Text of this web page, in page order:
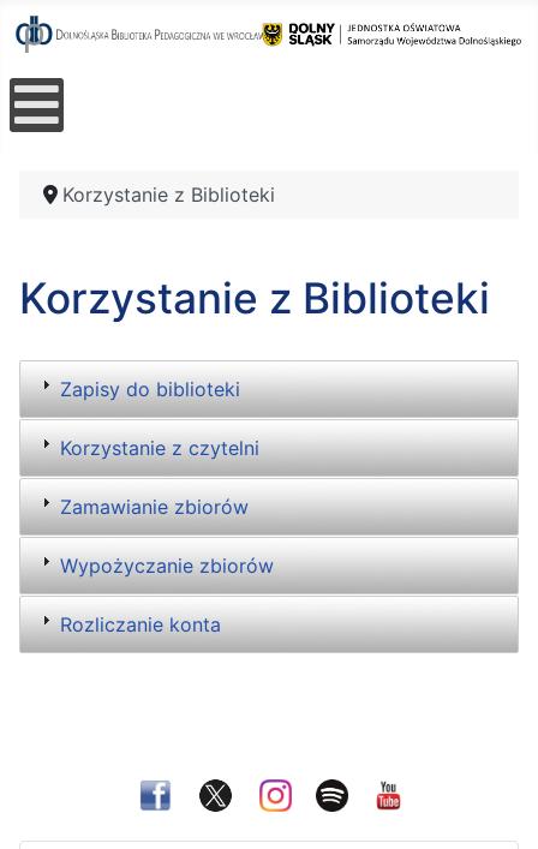
Korzystanie z Biblioteki
Korzystanie z Biblioteki
Zapisy do biblioteki
Korzystanie z czytelni
Zamawianie zbiorów
Wypożyczanie zbiorów
Rozliczanie konta